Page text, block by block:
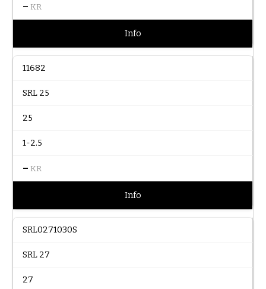
– KR
Info
11682
SRL 25
25
1-2.5
– KR
Info
SRL0271030S
SRL 27
27